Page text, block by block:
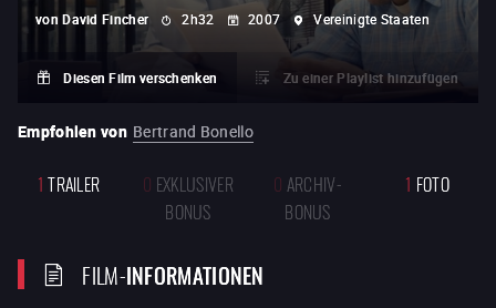
von David Fincher 2h32 2007 Vereinigte Staaten
Diesen Film verschenken Zu einer Playlist hinzufügen
Empfohlen von Bertrand Bonello
1 TRAILER 0 EXKLUSIVER
BONUS
0 ARCHIV-
BONUS
1 FOTO
FILM-INFORMATIONEN